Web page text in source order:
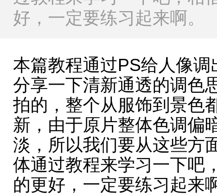
好，一定要练习起来啊。
本篇教程通过PS给人像
分享一下清新通透的调色
拍的，整个从服饰到景色
新，由于原片整体色调偏
淡，所以我们要从这些方
体通过教程来学习一下吧
的更好，一定要练习起来